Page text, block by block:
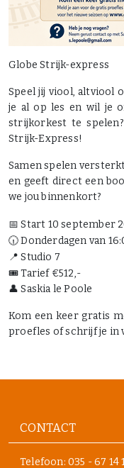
Globe Strijk-express
Speel jij viool, altviool
je al op les en wil je
strijkorkest te
Strijk-Express!
Samen spelen
en geeft direct een
we jou binnenkort?
📅 Start 10 september
🕡Donderdagen van
📍 Studio 7
🎟️Tarief €512,-
👤 Saskia le Poole
Kom een keer gratis
proefles of schrijf je in
CONTACT
Telefoon: 035 - 67 14